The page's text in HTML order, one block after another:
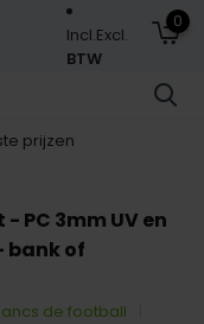
Incl.Excl.
BTW
0
prijzen
PC 3mm UV en
bank of
de football